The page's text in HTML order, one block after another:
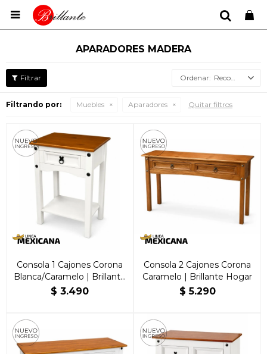

APARADORES MADERA
Recomendados
Filtrando por: Muebles Aparadores Quitar filtros
Consola 1 Cajones Corona
Blanca/Caramelo | Brillante
Hogar
$ 3.490
Consola 2 Cajones Corona
Caramelo | Brillante Hogar
$ 5.290